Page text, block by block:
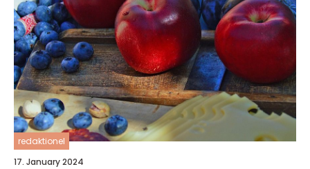
redaktionel
17. January 2024